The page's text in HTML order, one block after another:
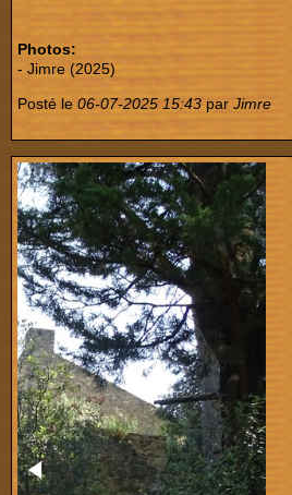
Photos:
- Jimre (2025)
Posté le 06-07-2025 15:43 par Jimre